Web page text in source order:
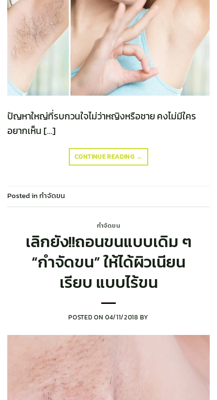
ปัญหาใหญ่ที่รบกวนใจไม่ว่าหญิงหรือชาย คงไม่มีใคร
อยากเห็น […]
CONTINUE READING →
Posted inกำจัดขน
กำจัดขน
เลิกยัง!!ถอนขนแบบเดิม ๆ
“กำจัดขน” ให้ได้ผิวเนียน
เรียบ แบบไร้ขน
POSTED ON 04/11/2018 BY